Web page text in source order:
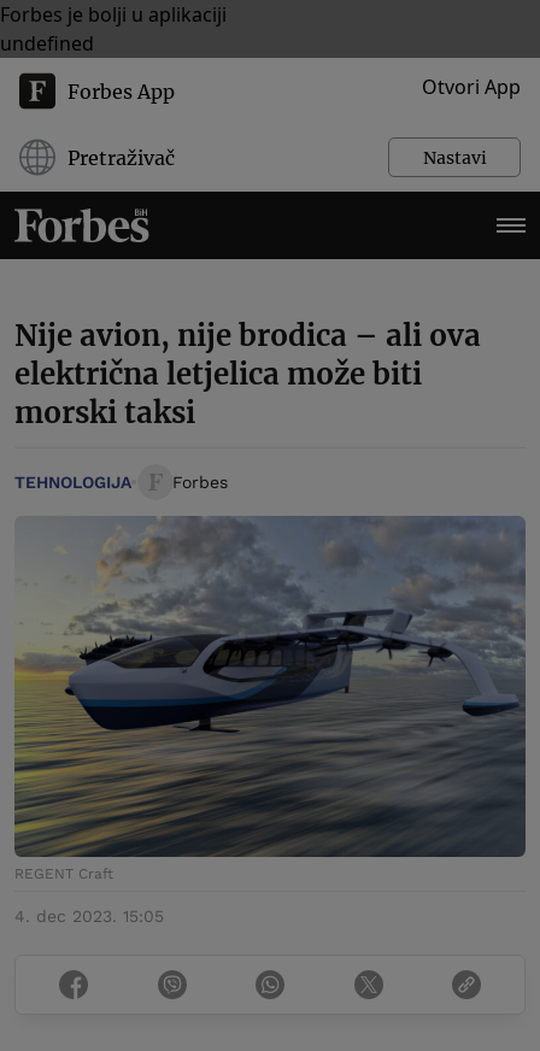
Forbes je bolji u aplikaciji
undefined
Forbes App Otvori App
Pretraživač Nastavi
Nije avion, nije brodica – ali ova
električna letjelica može biti
morski taksi
TEHNOLOGIJA Forbes
REGENT Craft
4. dec 2023. 15:05